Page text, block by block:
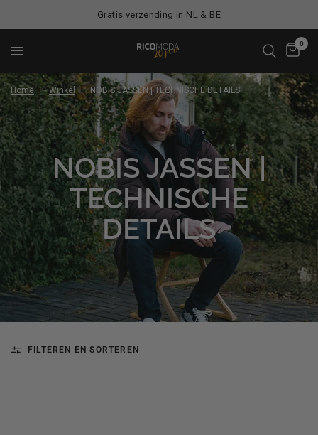
Gratis verzending in NL & BE
0
Home / Winkel / NOBIS JASSEN | TECHNISCHE DETAILS
NOBIS JASSEN |
TECHNISCHE
DETAILS
FILTEREN EN SORTEREN